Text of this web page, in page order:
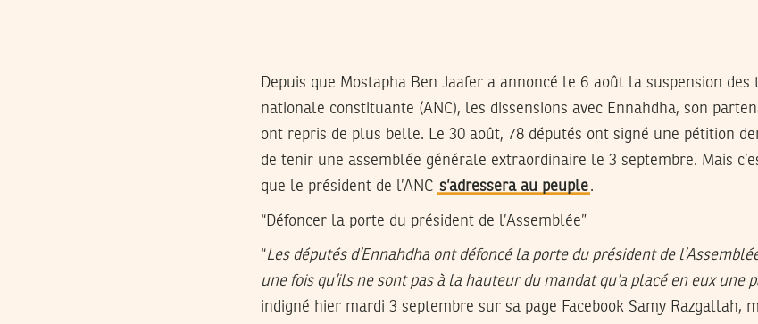
Depuis que Mostapha Ben Jaafer a annoncé le 6 août la suspension des
nationale constituante (ANC), les dissensions avec Ennahdha, son
ont repris de plus belle. Le 30 août, 78 députés ont signé une pétition
de tenir une assemblée générale extraordinaire le 3 septembre. Mais
que le président de l’ANC s’adressera au peuple.
“Défoncer la porte du président de l’Assemblée”
“Les députés d’Ennahdha ont défoncé la porte du président de
une fois qu’ils ne sont pas à la hauteur du mandat qu’a placé en eux une
indigné hier mardi 3 septembre sur sa page Facebook Samy Razgallah,